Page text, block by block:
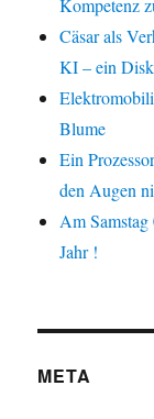
Kompetenz
Cäsar als
KI – ein
Blume
Ein
den Augen
Am
Jahr !
META